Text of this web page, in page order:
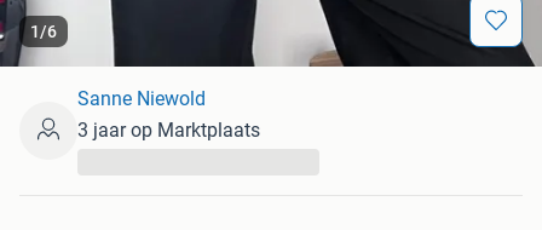
1/6
Sanne Niewold
3 jaar op Marktplaats